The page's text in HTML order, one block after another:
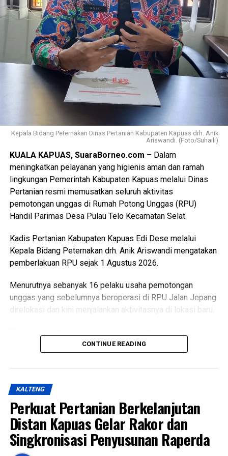
Kepala Bidang Peternakan Dinas Pertanian Kabupaten Kapuas drh. Anik
Ariswandi. (Foto/Suhaili)
KUALA KAPUAS, SuaraBorneo.com – Dalam
meningkatkan pelayanan yang higienis aman dan ramah
lingkungan Pemerintah Kabupaten Kapuas melalui Dinas
Pertanian resmi memusatkan seluruh aktivitas
pemotongan unggas di Rumah Potong Unggas (RPU)
Handil Parimas Desa Pulau Telo Kecamatan Selat.
Kadis Pertanian Kabupaten Kapuas Edi Dese melalui
Kepala Bidang Peternakan drh. Anik Ariswandi mengatakan
pemberlakuan RPU sejak 1 Agustus 2026.
Menurutnya sebanyak 16 pelaku usaha pemotongan
unggas yang sebelumnya beroperasi di RPU Jalan Jepang
direlokasi dan kini menjalankan aktivitasnya di lokasi baru.
kualitas pelayanan sekaligus menghadirkan fasilitas
lingkungan,” katanya Kamis (6/8/2026).
Ia menjelaskan terkait kondisi RPU lama sudah tidak lagi
layak digunakan karena kondisi bangunan dan fasilitas
pendukung dinilai tidak memadai selain sistem
pengelolaan limbah berpotensi mencemari lingkungan.
Lebih lanjut ia menjelaskan RPU baru telah dilengkapi
CONTINUE READING
KALTENG
Perkuat Pertanian Berkelanjutan
Distan Kapuas Gelar Rakor dan
Singkronisasi Penyusunan Raperda